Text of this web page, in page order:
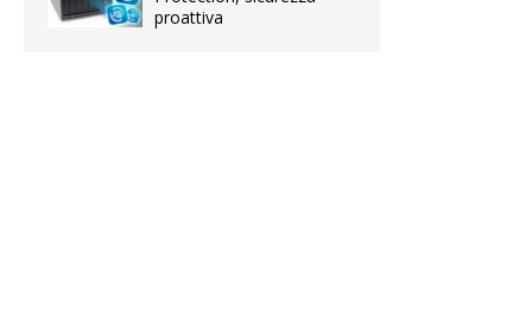
proattiva